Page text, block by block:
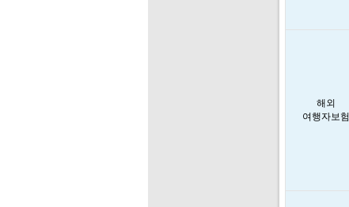
해외
여행자보험